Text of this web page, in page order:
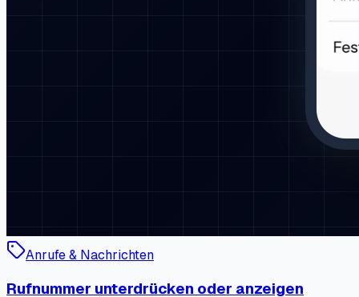
Anrufe & Nachrichten
Rufnummer unterdrücken oder anzeigen